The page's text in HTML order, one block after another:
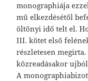
monographiája
mű elkezdésétől
öltőnyi idő telt el.
III. kötet első
részletesen
közreadásakor
A